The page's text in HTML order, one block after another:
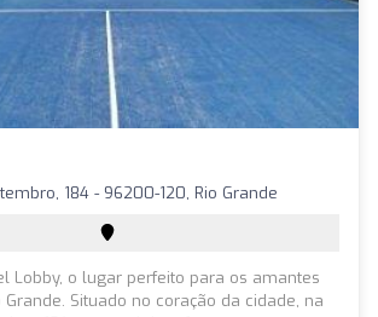
184 - 96200-120, Rio Grande
Lobby, o lugar perfeito para os amantes
Situado no coração da cidade, na